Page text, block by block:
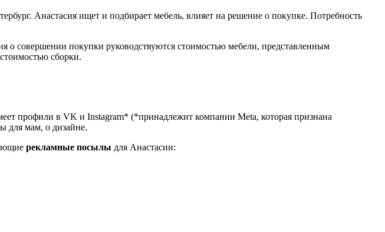
Анастасия ищет и подбирает мебель, влияет на решение о покупке. Потребность
совершении покупки руководствуются стоимостью мебели, представленным
сборки.
профили в VK и Instagram* (*принадлежит компании Meta, которая признана
для мам, о дизайне.
рекламные посылы для Анастасии: